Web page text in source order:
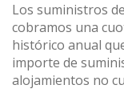
Los suministros
cobramos una
histórico anual
importe de
alojamientos no